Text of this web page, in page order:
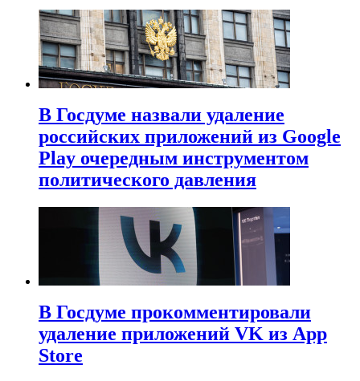
В Госдуме назвали удаление
российских приложений из Google
Play очередным инструментом
политического давления
В Госдуме прокомментировали
удаление приложений VK из App
Store